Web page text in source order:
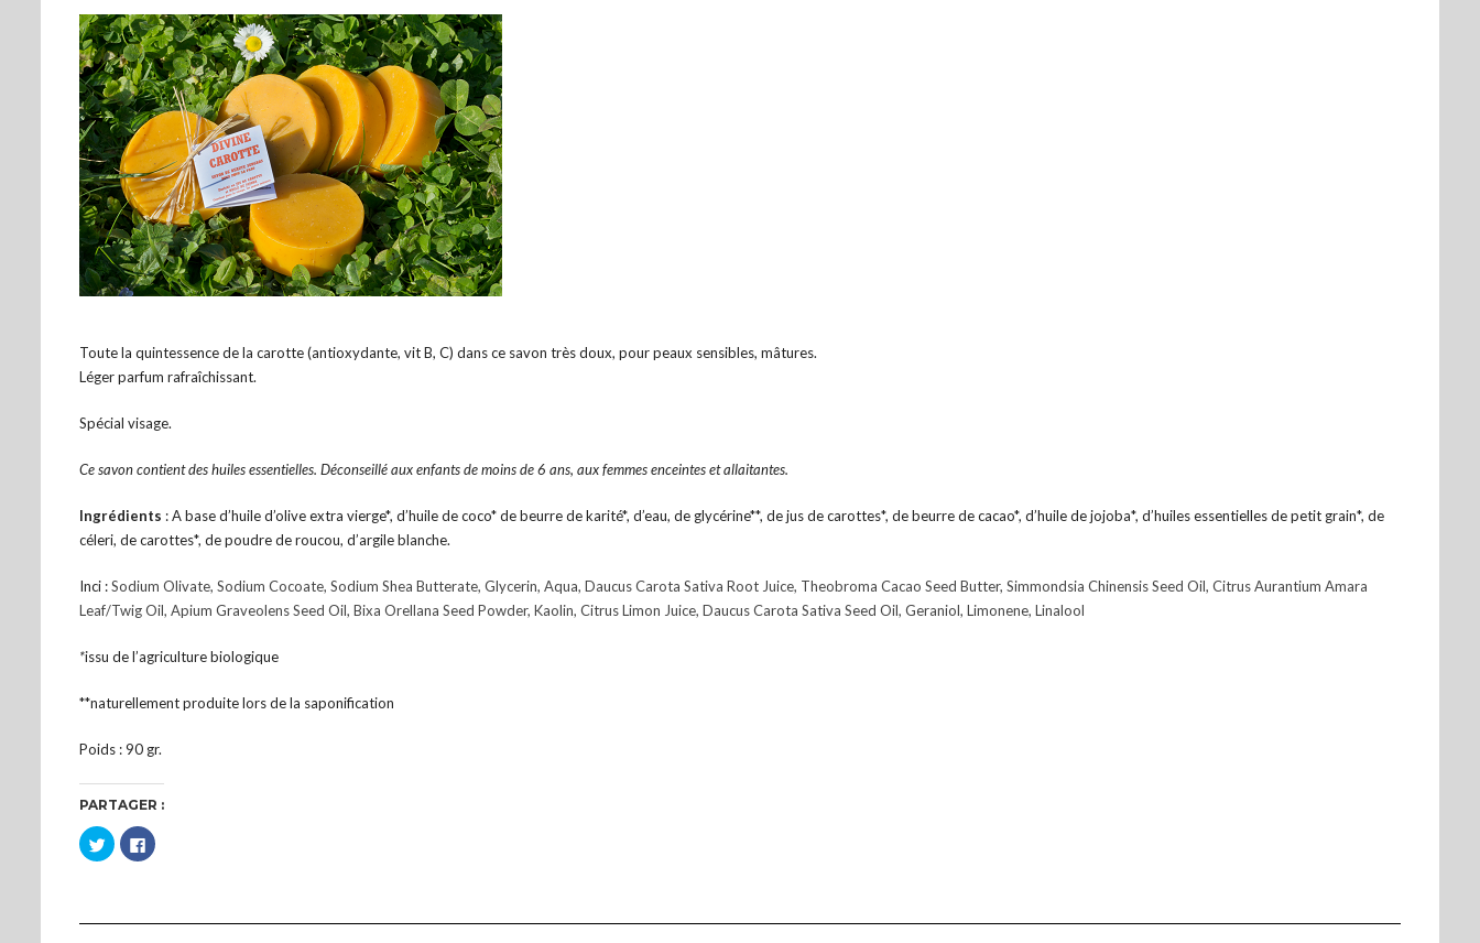
Toute la quintessence de la carotte (antioxydante, vit B, C) dans ce savon très doux, pour peaux sensibles, mâtures.
Léger parfum rafraîchissant.
Spécial visage.
Ce savon contient des huiles essentielles. Déconseillé aux enfants de moins de 6 ans, aux femmes enceintes et allaitantes.
Ingrédients : A base d’huile d’olive extra vierge*, d’huile de coco* de beurre de karité*, d’eau, de glycérine**, de jus de carottes*, de beurre de cacao*, d’huile de jojoba*, d’huiles essentielles de petit grain*, de
céleri, de carottes*, de poudre de roucou, d’argile blanche.
Inci :Sodium Olivate, Sodium Cocoate, Sodium Shea Butterate, Glycerin, Aqua, Daucus Carota Sativa Root Juice, Theobroma Cacao Seed Butter, Simmondsia Chinensis Seed Oil, Citrus Aurantium Amara
Leaf/Twig Oil, Apium Graveolens Seed Oil, Bixa Orellana Seed Powder, Kaolin, Citrus Limon Juice, Daucus Carota Sativa Seed Oil, Geraniol, Limonene, Linalool
*issu de l’agriculture biologique
**naturellement produite lors de la saponification
Poids : 90 gr.
PARTAGER :
Cliquez
pour
partager
une
Cliquez
pour
une